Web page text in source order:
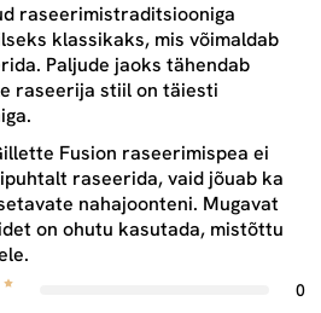
raseerimistraditsiooniga
klassikaks, mis võimaldab
Paljude jaoks tähendab
raseerija stiil on täiesti
Fusion raseerimispea ei
raseerida, vaid jõuab ka
nahajoonteni. Mugavat
on ohutu kasutada, mistõttu
0